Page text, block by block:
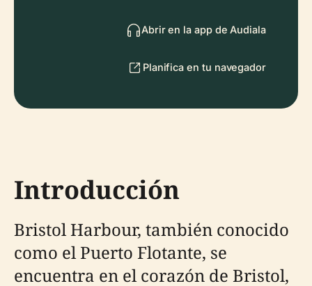
Abrir en la app de Audiala
Planifica en tu navegador
Introducción
Bristol Harbour, también conocido
como el Puerto Flotante, se
encuentra en el corazón de Bristol,